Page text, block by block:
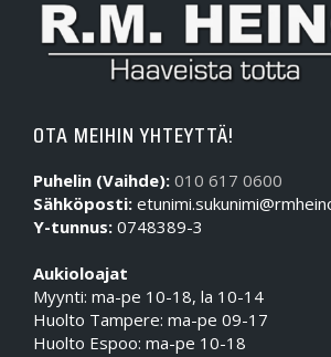
OTA MEIHIN YHTEYTTÄ!
Puhelin (Vaihde): 010 617 0600
Sähköposti:
Y-tunnus: 0748389-3
Aukioloajat
Myynti: ma-pe 10-18, la 10-14
Huolto Tampere: ma-pe 09-17
Huolto Espoo: ma-pe 10-18